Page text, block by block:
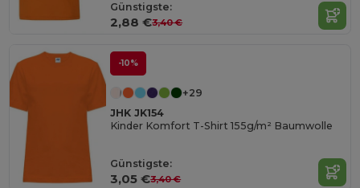
Günstigste:
2,88 €3,40 €
-10%
+29
JHK JK154
Kinder Komfort T-Shirt 155g/m² Baumwolle
Günstigste:
3,05 €3,40 €